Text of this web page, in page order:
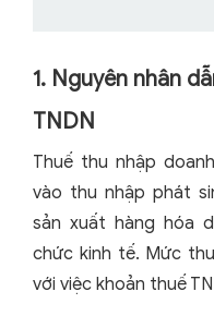
1. Nguyên nhân
TNDN
Thuế thu nhập
vào thu nhập phát
sản xuất hàng hóa
chức kinh tế. Mức
với việc khoản thuế